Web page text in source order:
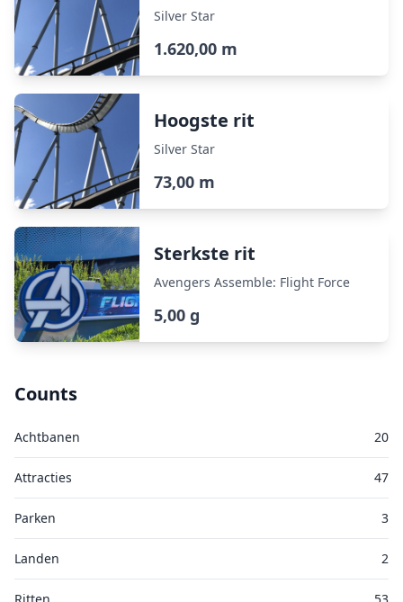
Silver Star
1.620,00 m
Hoogste rit
Silver Star
73,00 m
Sterkste rit
Avengers Assemble: Flight Force
5,00 g
Counts
Achtbanen 20
Attracties 47
Parken 3
Landen 2